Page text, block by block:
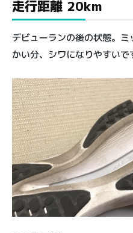
走行距離 20km
デビューランの後の状態。
かい分、シワになりやすいで